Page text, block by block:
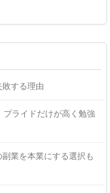
敗する理由
プライドだけが高く勉強
業を本業にする選択も